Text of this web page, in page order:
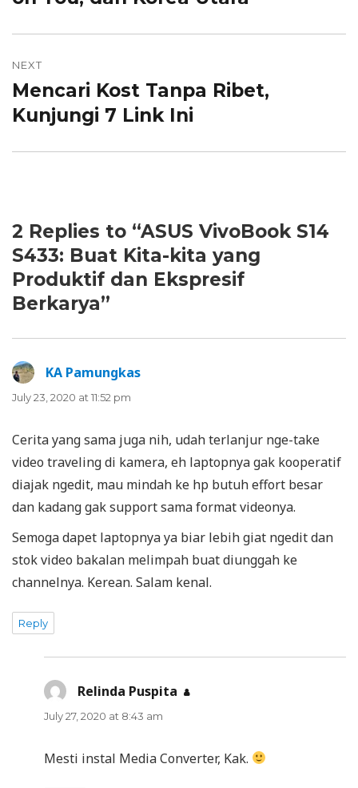
NEXT
Next
post:
Mencari Kost Tanpa Ribet,
Kunjungi 7 Link Ini
2 Replies to “ASUS VivoBook S14
S433: Buat Kita-kita yang
Produktif dan Ekspresif
Berkarya”
KA Pamungkas
July 23, 2020 at 11:52 pm
Cerita yang sama juga nih, udah terlanjur nge-take
video traveling di kamera, eh laptopnya gak kooperatif
diajak ngedit, mau mindah ke hp butuh effort besar
dan kadang gak support sama format videonya.
Semoga dapet laptopnya ya biar lebih giat ngedit dan
stok video bakalan melimpah buat diunggah ke
channelnya. Kerean. Salam kenal.
Reply
Relinda Puspita says:
July 27, 2020 at 8:43 am
Mesti instal Media Converter, Kak.